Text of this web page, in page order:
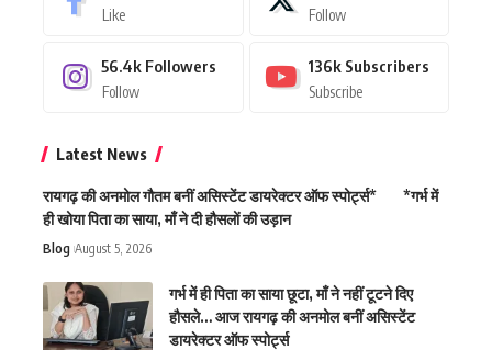
Like Follow
56.4k Followers
Follow
136k Subscribers
Subscribe
Latest News
रायगढ़ की अनमोल गौतम बनीं असिस्टेंट डायरेक्टर ऑफ स्पोर्ट्स* *गर्भ में
ही खोया पिता का साया, माँ ने दी हौसलों की उड़ान
Blog August 5, 2026
गर्भ में ही पिता का साया छूटा, माँ ने नहीं टूटने दिए
हौसले… आज रायगढ़ की अनमोल बनीं असिस्टेंट
डायरेक्टर ऑफ स्पोर्ट्स